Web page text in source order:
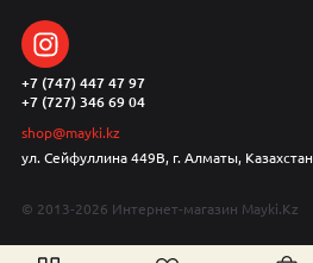
+7 (747) 447 47 97
+7 (727) 346 69 04
shop@mayki.kz
ул. Сейфуллина 449В, г. Алматы, Казахстан
© 2013-2026 Интернет-магазин Mayki.Kz